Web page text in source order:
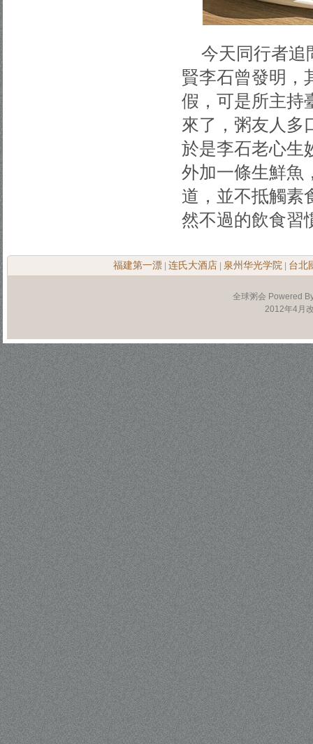
今天同行者追
賢李石曾發明，
假，可是所主持
來了，粥友人多
於是李石老心生
外加一條生鮮魚
道，並不抵觸素
然不過的飲食習
福建第一漂 连氏大酒店 泉州华光学院 台北
全球粥会 Powered
2012年4月